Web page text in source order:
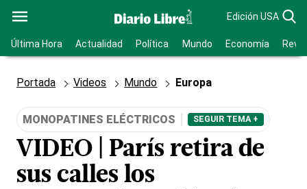
Edición USA
Última Hora Actualidad Política Mundo Economía
Portada Videos Mundo Europa
MONOPATINES ELÉCTRICOS SEGUIR TEMA +
VIDEO | París retira de
sus calles los